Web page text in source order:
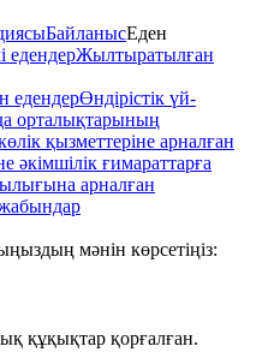
БайланысЕден
едендерЖылтыратылған
едендерӨндірістік үй-
орталықтарының
қызметтеріне арналған
әкімшілік ғимараттарға
арналған
мәнін көрсетіңіз:
құқықтар қорғалған.